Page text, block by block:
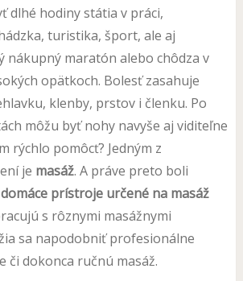
dlhé hodiny státia v práci,
turistika, šport, ale aj
nákupný maratón alebo chôdza v
opätkoch. Bolesť zasahuje
klenby, prstov i členku. Po
môžu byť nohy navyše aj viditeľne
rýchlo pomôcť? Jedným z
je masáž. A práve preto boli
prístroje určené na masáž
s rôznymi masážnymi
sa napodobniť profesionálne
či dokonca ručnú masáž.